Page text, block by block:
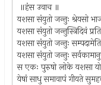
॥हंस उवाच ॥
यशसा संयुतो जन्तुः श्रेयसो
यशसा संयुतो जन्तुस्त्रिदिवं
यशसा संयुतो जन्तुः सम्पदामेति
यशसा संयुतो जन्तुः
स एकः पुरुषो लोके यशसा
येषां साधु समावापं गीयते